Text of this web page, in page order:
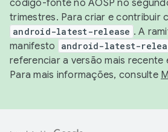
código-fonte no AOSP no
trimestres. Para criar e contribuir
android-latest-release . A
manifesto
android-latest-
referenciar a versão mais recente
Para mais informações, consulte